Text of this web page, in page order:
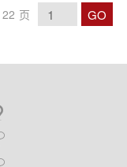
22 页 GO